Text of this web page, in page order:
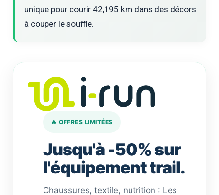
unique pour courir 42,195 km dans des décors
à couper le souffle.
🔥 OFFRES LIMITÉES
Jusqu'à -50% sur
l'équipement trail.
Chaussures, textile, nutrition : Les